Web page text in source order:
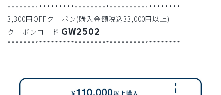
********************************************
3,300円OFFクーポン(購入金額税込33,000円以上)
クーポンコード:GW2502
********************************************